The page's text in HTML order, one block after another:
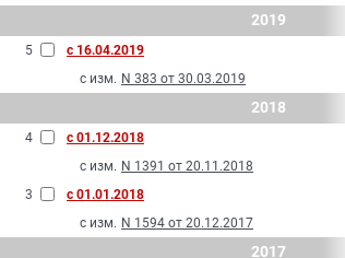
2019
5
с 16.04.2019
с изм. N 383 от 30.03.2019
2018
4
с 01.12.2018
с изм. N 1391 от 20.11.2018
3
с 01.01.2018
с изм. N 1594 от 20.12.2017
2017